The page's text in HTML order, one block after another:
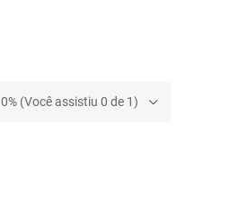
0% (Você assistiu 0 de 1)